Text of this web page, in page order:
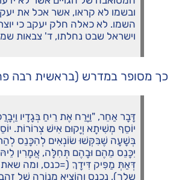
ובשמו לא קראו, אשר אכל את
השמו. לא כאלה חלק יעקב כי
וישראל שבט נחלתו, ד' צבאות
כך מסופר במדרש (בראשית רבה
דָּבָר אַחֵר, "וַיָּרַח אֶת רֵיחַ בְּגָדָיו
יוֹסֵף מְשִׁיתָא וְיָקוּם אִישׁ צְרוֹרוֹת.
בְּשָׁעָה שֶׁבִּקְּשׁוּ שׂוֹנְאִים לְהִכָּנֵס
יִכָּנֵס מֵהֶם וּבָהֶם תְּחִלָּה, אֲמָרִין
דְּאַתְּ מַפִּיק דִּידָךְ (=כנס, ומה
שלך), נִכְנַס וְהוֹצִיא מְנוֹרָה שֶׁל